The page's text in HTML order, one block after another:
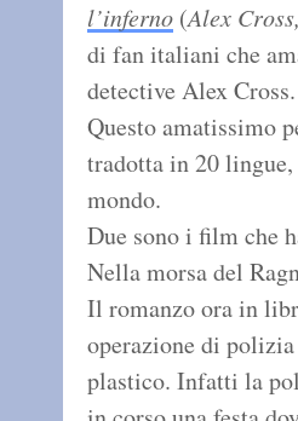
l’inferno (Alex
di fan italiani che
detective Alex Cross.
Questo amatissimo
tradotta in 20
mondo.
Due sono i film che
Nella morsa del
Il romanzo ora in
operazione di
plastico. Infatti la